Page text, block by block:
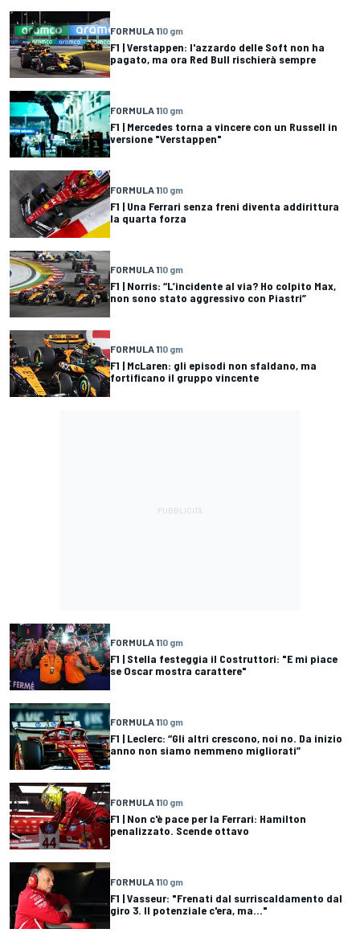
FORMULA 110 gm
F1 | Verstappen: l'azzardo delle Soft non ha
pagato, ma ora Red Bull rischierà sempre
FORMULA 110 gm
F1 | Mercedes torna a vincere con un Russell in
versione "Verstappen"
FORMULA 110 gm
F1 | Una Ferrari senza freni diventa addirittura
la quarta forza
FORMULA 110 gm
F1 | Norris: “L’incidente al via? Ho colpito Max,
non sono stato aggressivo con Piastri”
FORMULA 110 gm
F1 | McLaren: gli episodi non sfaldano, ma
fortificano il gruppo vincente
FORMULA 110 gm
F1 | Stella festeggia il Costruttori: "E mi piace
se Oscar mostra carattere"
FORMULA 110 gm
F1 | Leclerc: “Gli altri crescono, noi no. Da inizio
anno non siamo nemmeno migliorati”
FORMULA 110 gm
F1 | Non c'è pace per la Ferrari: Hamilton
penalizzato. Scende ottavo
FORMULA 110 gm
F1 | Vasseur: "Frenati dal surriscaldamento dal
giro 3. Il potenziale c'era, ma..."